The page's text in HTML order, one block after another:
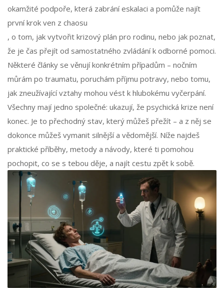
okamžité podpoře, která zabrání eskalaci a pomůže najít
první krok ven z chaosu
, o tom, jak vytvořit krizový plán pro rodinu, nebo jak poznat,
že je čas přejít od samostatného zvládání k odborné pomoci.
Některé články se věnují konkrétním případům – nočním
můrám po traumatu, poruchám příjmu potravy, nebo tomu,
jak zneužívající vztahy mohou vést k hlubokému vyčerpání.
Všechny mají jedno společné: ukazují, že psychická krize není
konec. Je to přechodný stav, který můžeš přežít – a z něj se
dokonce můžeš vymanit silnější a vědomější. Níže najdeš
praktické příběhy, metody a návody, které ti pomohou
pochopit, co se s tebou děje, a najít cestu zpět k sobě.